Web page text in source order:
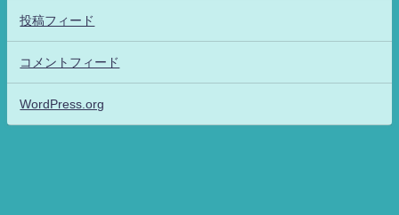
投稿フィード
コメントフィード
WordPress.org